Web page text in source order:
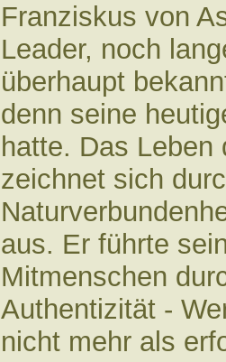
Franziskus von
Leader, noch
überhaupt
denn seine
hatte. Das
zeichnet sich
aus. Er führte
Mitmenschen
Authentizität -
nicht mehr als